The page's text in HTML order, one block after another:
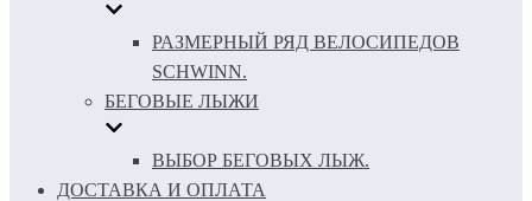
РАЗМЕРНЫЙ РЯД ВЕЛОСИПЕДОВ
SCHWINN.
БЕГОВЫЕ ЛЫЖИ
ВЫБОР БЕГОВЫХ ЛЫЖ.
ДОСТАВКА И ОПЛАТА